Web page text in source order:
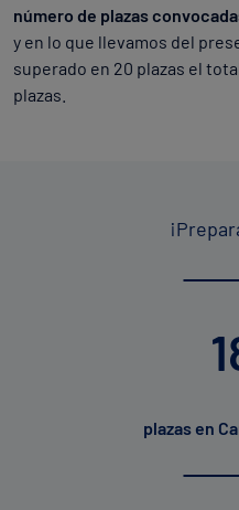
número de plazas
y en lo que llevamos del
superado en 20 plazas el
plazas.
plazas en